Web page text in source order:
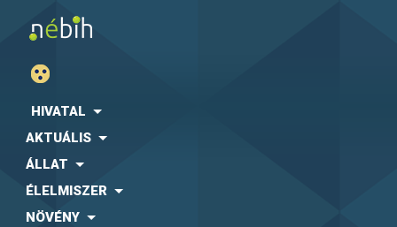
HIVATAL
AKTUÁLIS
ÁLLAT
ÉLELMISZER
NÖVÉNY